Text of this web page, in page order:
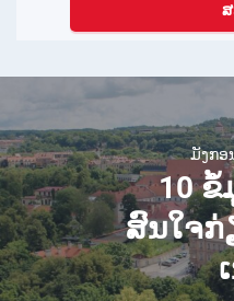
ມັງກອ
10
ສົນໃຈກ່